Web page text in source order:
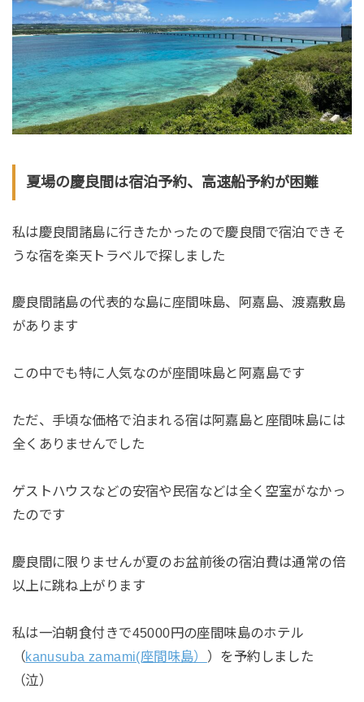
夏場の慶良間は宿泊予約、高速船予約が困難
私は慶良間諸島に行きたかったので慶良間で宿泊できそ
うな宿を楽天トラベルで探しました
慶良間諸島の代表的な島に座間味島、阿嘉島、渡嘉敷島
があります
この中でも特に人気なのが座間味島と阿嘉島です
ただ、手頃な価格で泊まれる宿は阿嘉島と座間味島には
全くありませんでした
ゲストハウスなどの安宿や民宿などは全く空室がなかっ
たのです
慶良間に限りませんが夏のお盆前後の宿泊費は通常の倍
以上に跳ね上がります
私は一泊朝食付きで45000円の座間味島のホテル
（kanusuba zamami(座間味島） ）を予約しました
（泣）